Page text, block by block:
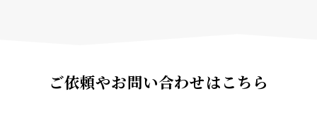
ご依頼やお問い合わせはこちら